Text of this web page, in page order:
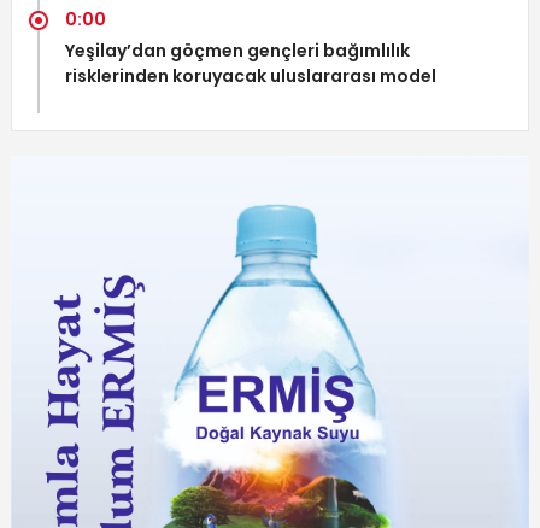
0:00
Yeşilay’dan göçmen gençleri bağımlılık
risklerinden koruyacak uluslararası model